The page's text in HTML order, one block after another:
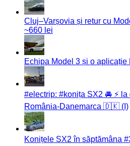
Cluj–Varșovia și retur cu
~660 lei
Echipa Model 3 și o aplicație
#electrip: #konița SX2 🚘 ⚡️ la
România-Danemarca 🇩🇰 (I)
Konițele SX2 în săptămâna